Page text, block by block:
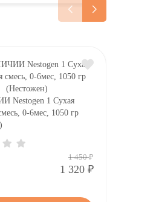
Nestogen 1 Сухая
0-6мес, 1050 гр
1 450Р
1 320 Р